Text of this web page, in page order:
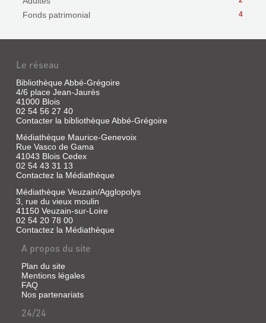
4
Fonds patrimonial
Le réseau
Bibliothèque Abbé-Grégoire
4/6 place Jean-Jaurès
41000 Blois
02 54 56 27 40
Contacter la bibliothèque Abbé-Grégoire
Médiathèque Maurice-Genevoix
Rue Vasco de Gama
41043 Blois Cedex
02 54 43 31 13
Contactez la Médiathèque
Médiathèque Veuzain/Agglopolys
3, rue du vieux moulin
41150 Veuzain-sur-Loire
02 54 20 78 00
Contactez la Médiathèque
A propos du site
Plan du site
Mentions légales
FAQ
Nos partenariats
24/24